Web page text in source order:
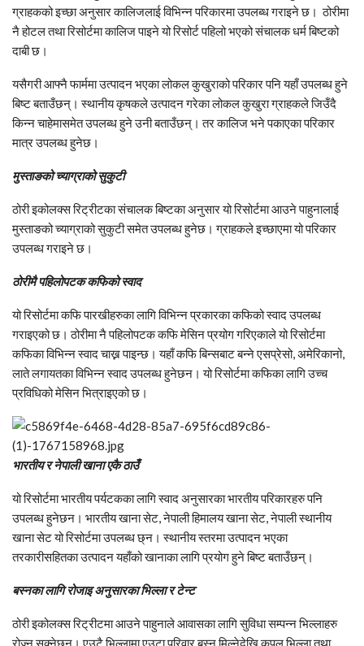
ग्राहकको इच्छा अनुसार कालिजलाई विभिन्न परिकारमा उपलब्ध गराइने छ। ठोरीमा
नै होटल तथा रिसोर्टमा कालिज पाइने यो रिसोर्ट पहिलो भएको संचालक धर्म बिष्टको
दाबी छ।
यसैगरी आफ्नै फार्ममा उत्पादन भएका लोकल कुखुराको परिकार पनि यहाँ उपलब्ध हुने
बिष्ट बताउँछन्। स्थानीय कृषकले उत्पादन गरेका लोकल कुखुरा ग्राहकले जिउँदै
किन्न चाहेमासमेत उपलब्ध हुने उनी बताउँछन्। तर कालिज भने पकाएका परिकार
मात्र उपलब्ध हुनेछ।
मुस्ताङको च्याग्राको सुकुटी
ठोरी इकोलक्स रिट्रीटका संचालक बिष्टका अनुसार यो रिसोर्टमा आउने पाहुनालाई
मुस्ताङको च्याग्राको सुकुटी समेत उपलब्ध हुनेछ। ग्राहकले इच्छाएमा यो परिकार
उपलब्ध गराइने छ।
ठोरीमै पहिलोपटक कफिको स्वाद
यो रिसोर्टमा कफि पारखीहरुका लागि विभिन्न प्रकारका कफिको स्वाद उपलब्ध
गराइएको छ। ठोरीमा नै पहिलोपटक कफि मेसिन प्रयोग गरिएकाले यो रिसोर्टमा
कफिका विभिन्न स्वाद चाख्न पाइन्छ। यहाँ कफि बिन्सबाट बन्ने एसप्रेसो, अमेरिकानो,
लाते लगायतका विभिन्न स्वाद उपलब्ध हुनेछन। यो रिसोर्टमा कफिका लागि उच्च
प्रविधिको मेसिन भित्राइएको छ।
भारतीय र नेपाली खाना एकै ठाउँ
यो रिसोर्टमा भारतीय पर्यटकका लागि स्वाद अनुसारका भारतीय परिकारहरु पनि
उपलब्ध हुनेछन। भारतीय खाना सेट, नेपाली हिमालय खाना सेट, नेपाली स्थानीय
खाना सेट यो रिसोर्टमा उपलब्ध छ्न। स्थानीय स्तरमा उत्पादन भएका
तरकारीसहितका उत्पादन यहाँको खानाका लागि प्रयोग हुने बिष्ट बताउँछन्।
बस्नका लागि रोजाइ अनुसारका भिल्ला र टेन्ट
ठोरी इकोलक्स रिट्रीटमा आउने पाहुनाले आवासका लागि सुविधा सम्पन्न भिल्लाहरु
रोज्न सक्नेछन्। एउटै भिल्लामा एउटा परिवार बस्न मिल्नेदेखि कपल भिल्ला तथा